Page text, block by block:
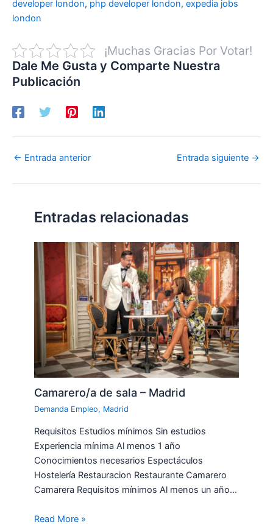
developer london, php developer london, expedia jobs
london
¡Muchas Gracias Por Votar!
Dale Me Gusta y Comparte Nuestra
Publicación
← Entrada anterior Entrada siguiente →
Entradas relacionadas
Camarero/a de sala – Madrid
Demanda Empleo, Madrid
Requisitos Estudios mínimos Sin estudios
Experiencia mínima Al menos 1 año
Conocimientos necesarios Espectáculos
Hostelería Restauracion Restaurante Camarero
Camarera Requisitos mínimos Al menos un año…
Read More »